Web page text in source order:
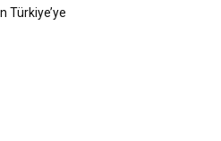
Türkiye’ye